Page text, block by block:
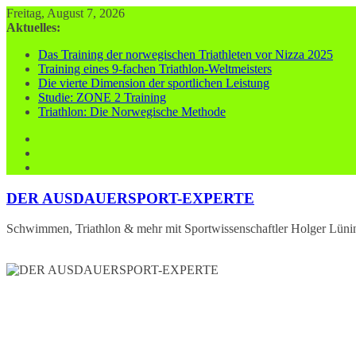
Zum
Inhalt
Freitag, August 7, 2026
Aktuelles:
Das Training der norwegischen Triathleten vor Nizza 2025
Training eines 9-fachen Triathlon-Weltmeisters
Die vierte Dimension der sportlichen Leistung
Studie: ZONE 2 Training
Triathlon: Die Norwegische Methode
DER AUSDAUERSPORT-EXPERTE
Schwimmen, Triathlon & mehr mit Sportwissenschaftler Holger